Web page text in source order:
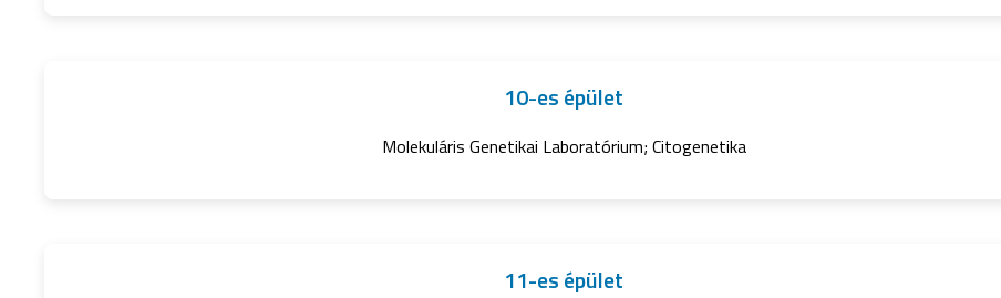
10-es épület
Molekuláris Genetikai Laboratórium; Citogenetika
11-es épület